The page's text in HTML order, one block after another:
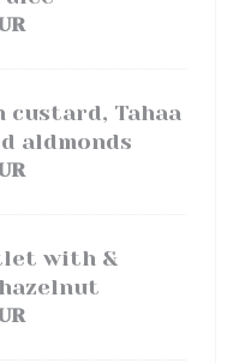
Tahaa
aldmonds
with &